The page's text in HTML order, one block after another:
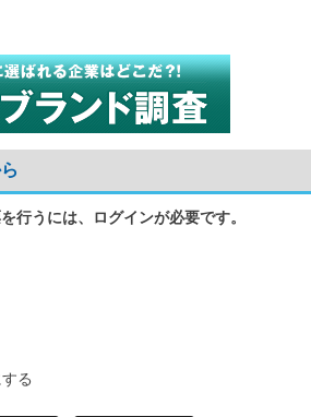
行うには、ログインが必要です。
る